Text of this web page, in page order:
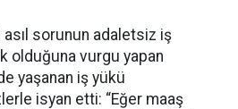
sorunun adaletsiz iş
olduğuna vurgu yapan
yaşanan iş yükü
isyan etti: “Eğer maaş